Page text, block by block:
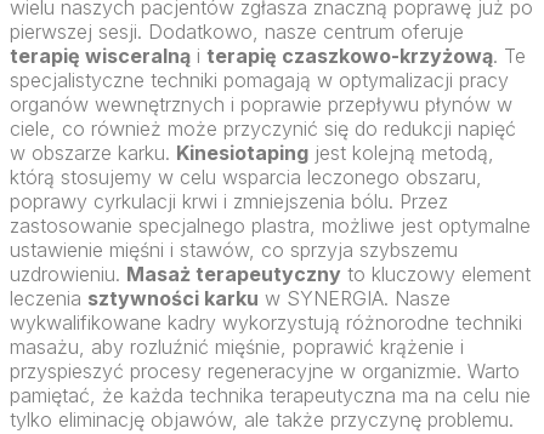
wielu naszych pacjentów zgłasza znaczną poprawę już po
pierwszej sesji. Dodatkowo, nasze centrum oferuje
terapię wisceralną i terapię czaszkowo-krzyżową. Te
specjalistyczne techniki pomagają w optymalizacji pracy
organów wewnętrznych i poprawie przepływu płynów w
ciele, co również może przyczynić się do redukcji napięć
w obszarze karku. Kinesiotaping jest kolejną metodą,
którą stosujemy w celu wsparcia leczonego obszaru,
poprawy cyrkulacji krwi i zmniejszenia bólu. Przez
zastosowanie specjalnego plastra, możliwe jest optymalne
ustawienie mięśni i stawów, co sprzyja szybszemu
uzdrowieniu. Masaż terapeutyczny to kluczowy element
leczenia sztywności karku w SYNERGIA. Nasze
wykwalifikowane kadry wykorzystują różnorodne techniki
masażu, aby rozluźnić mięśnie, poprawić krążenie i
przyspieszyć procesy regeneracyjne w organizmie. Warto
pamiętać, że każda technika terapeutyczna ma na celu nie
tylko eliminację objawów, ale także przyczynę problemu.